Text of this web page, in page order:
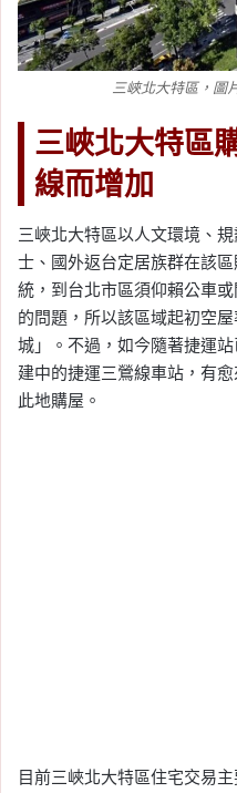
三峽北大特區，圖
三峽北大特區
線而增加
三峽北大特區以人文環境、
士、國外返台定居族群在該
統，到台北市區須仰賴公車
的問題，所以該區域起初空
城」。不過，如今隨著捷運
建中的捷運三鶯線車站，有
此地購屋。
目前三峽北大特區住宅交易